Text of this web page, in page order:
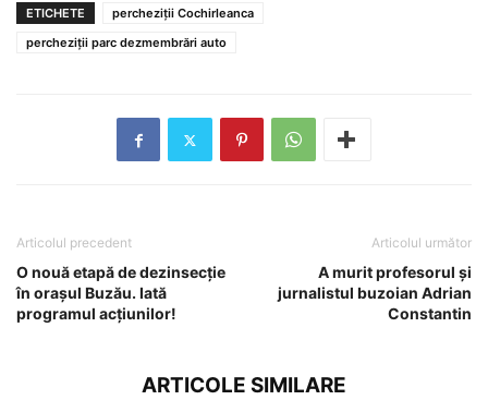
ETICHETE
percheziții Cochirleanca
percheziții parc dezmembrări auto
Articolul precedent
O nouă etapă de dezinsecție
în orașul Buzău. Iată
programul acțiunilor!
Articolul următor
A murit profesorul și
jurnalistul buzoian Adrian
Constantin
ARTICOLE SIMILARE